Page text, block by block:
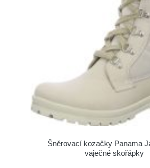
Šněrovací kozačky Panama
vaječné skořápky